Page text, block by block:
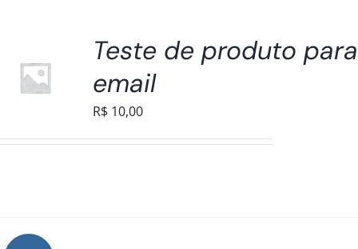
Teste de produto para
email
R$ 10,00